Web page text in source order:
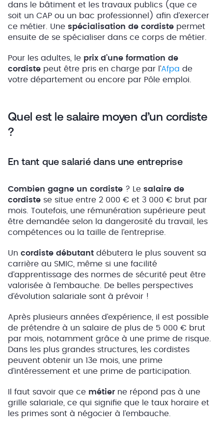
dans le bâtiment et les travaux publics (que ce
soit un CAP ou un bac professionnel) afin d’exercer
ce métier. Une spécialisation de cordiste permet
ensuite de se spécialiser dans ce corps de métier.
Pour les adultes, le prix d’une formation de
cordiste peut être pris en charge par l’Afpa de
votre département ou encore par Pôle emploi.
Quel est le salaire moyen d’un cordiste
?
En tant que salarié dans une entreprise
Combien gagne un cordiste ? Le salaire de
cordiste se situe entre 2 000 € et 3 000 € brut par
mois. Toutefois, une rémunération supérieure peut
être demandée selon la dangerosité du travail, les
compétences ou la taille de l’entreprise.
Un cordiste débutant débutera le plus souvent sa
carrière au SMIC, même si une facilité
d’apprentissage des normes de sécurité peut être
valorisée à l’embauche. De belles perspectives
d’évolution salariale sont à prévoir !
Après plusieurs années d’expérience, il est possible
de prétendre à un salaire de plus de 5 000 € brut
par mois, notamment grâce à une prime de risque.
Dans les plus grandes structures, les cordistes
peuvent obtenir un 13e mois, une prime
d’intéressement et une prime de participation.
Il faut savoir que ce métier ne répond pas à une
grille salariale, ce qui signifie que le taux horaire et
les primes sont à négocier à l’embauche.